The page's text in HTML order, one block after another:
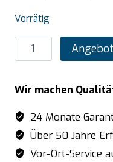
Vorrätig
SARO
Digitales
Modell
6023
Menge
Wir machen
24 Monate
Über 50 Jahre
Vor-Ort-Service